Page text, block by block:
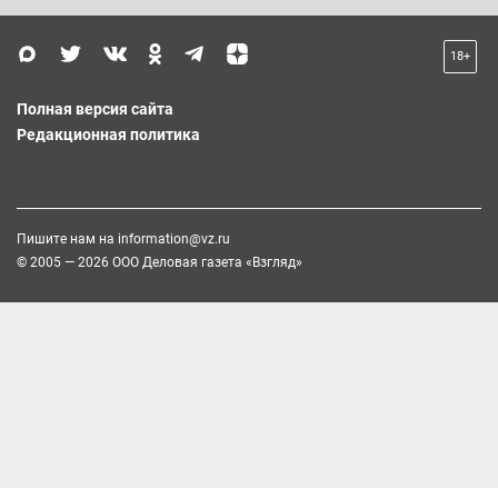
18+
Полная версия сайта
Редакционная политика
Пишите нам на information@vz.ru
© 2005 — 2026 ООО Деловая газета «Взгляд»